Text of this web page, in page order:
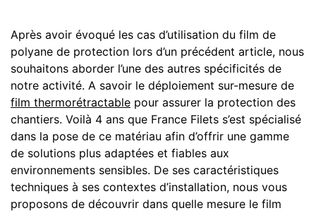
Après avoir évoqué les cas d’utilisation du film de
polyane de protection lors d’un précédent article, nous
souhaitons aborder l’une des autres spécificités de
notre activité. A savoir le déploiement sur-mesure de
film thermorétractable pour assurer la protection des
chantiers. Voilà 4 ans que France Filets s’est spécialisé
dans la pose de ce matériau afin d’offrir une gamme
de solutions plus adaptées et fiables aux
environnements sensibles. De ses caractéristiques
techniques à ses contextes d’installation, nous vous
proposons de découvrir dans quelle mesure le film